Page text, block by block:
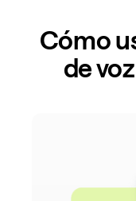
Cómo
de